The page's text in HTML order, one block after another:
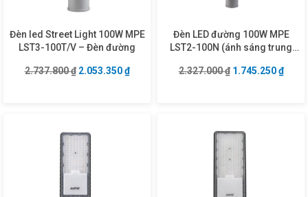
Đèn led Street Light 100W MPE
LST3-100T/V – Đèn đường
2.737.800₫ Giá gốc là: 2.737.800 ₫.
2.053.350₫Giá hiện tại là: 2.053.350 ₫.
Đèn LED đường 100W MPE
LST2-100N (ánh sáng trung
2.327.000₫ Giá gốc là:
1.745.250₫Giá